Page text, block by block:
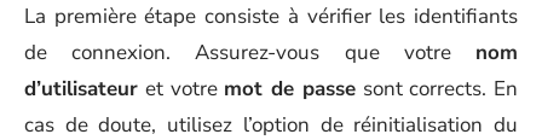
La première étape consiste à vérifier les identifiants
de connexion. Assurez-vous que votre nom
d’utilisateur et votre mot de passesont corrects. En
cas de doute, utilisez l’option de réinitialisation du